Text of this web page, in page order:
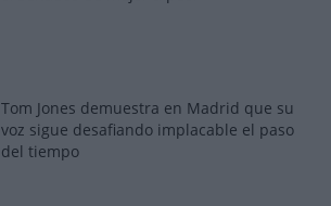
Tom Jones demuestra en Madrid que su
voz sigue desafiando implacable el paso
del tiempo